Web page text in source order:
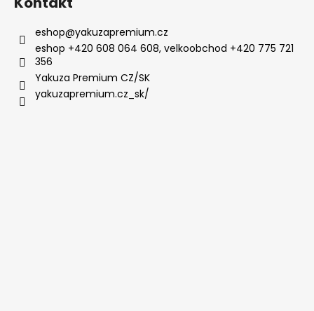
eshop@yakuzapremium.cz
eshop +420 608 064 608, velkoobchod +420 775 721
356
Yakuza Premium CZ/SK
yakuzapremium.cz_sk/